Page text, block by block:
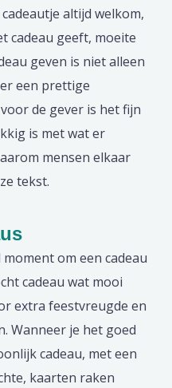
altijd welkom,
cadeau geeft, moeite
geven is niet alleen
een prettige
de gever is het fijn
is met wat er
mensen elkaar
tekst.
om een cadeau
cadeau wat mooi
extra feestvreugde en
Wanneer je het goed
cadeau, met een
kaarten raken